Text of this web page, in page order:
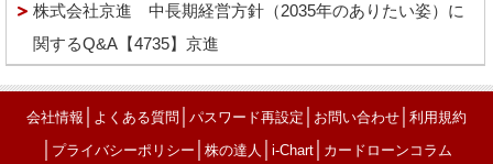
株式会社京進 中長期経営方針（2035年のありたい姿）に
関するQ&A【4735】京進
会社情報 よくある質問 パスワード再設定 お問い合わせ 利用規約
プライバシーポリシー 株の達人 i-Chart│ カードローンコラム